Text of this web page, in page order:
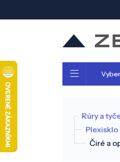
Rúry a
Plexisklo
Čiré a